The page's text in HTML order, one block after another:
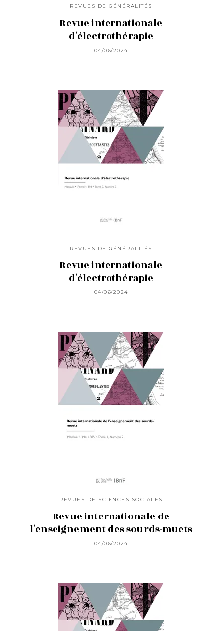
REVUES DE GÉNÉRALITÉS
Revue internationale
d'électrothérapie
04/06/2024
REVUES DE GÉNÉRALITÉS
Revue internationale
d'électrothérapie
04/06/2024
REVUES DE SCIENCES SOCIALES
Revue internationale de
l'enseignement des sourds-muets
04/06/2024